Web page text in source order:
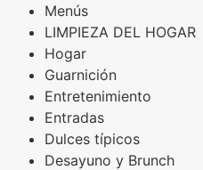
Menús
LIMPIEZA DEL HOGAR
Hogar
Guarnición
Entretenimiento
Entradas
Dulces típicos
Desayuno y Brunch